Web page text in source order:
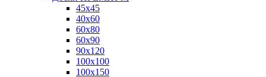
45x45
40x60
60x80
60x90
90x120
100x100
100x150